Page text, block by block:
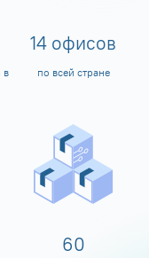
в
14 офисов
по всей стране
60